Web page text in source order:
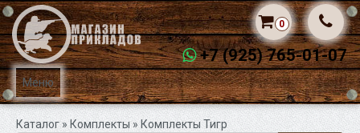
Меню
+7 (925) 765-01-07
0
Каталог» Комплекты» Комплекты Тигр